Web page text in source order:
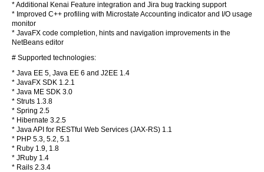
* Additional Kenai Feature integration and Jira bug tracking support
* Improved C++ profiling with Microstate Accounting indicator and I/O usage
monitor
* JavaFX code completion, hints and navigation improvements in the
NetBeans editor
# Supported technologies:
* Java EE 5, Java EE 6 and J2EE 1.4
* JavaFX SDK 1.2.1
* Java ME SDK 3.0
* Struts 1.3.8
* Spring 2.5
* Hibernate 3.2.5
* Java API for RESTful Web Services (JAX-RS) 1.1
* PHP 5.3, 5.2, 5.1
* Ruby 1.9, 1.8
* JRuby 1.4
* Rails 2.3.4